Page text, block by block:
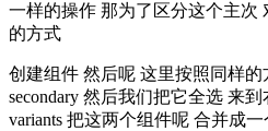
一样的操作 那为了区分这个主次
的方式
创建组件 然后呢 这里按照同样的
secondary 然后我们把它全选 来到
variants 把这两个组件呢 合并成